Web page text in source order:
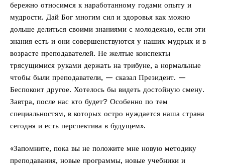
бережно относимся к наработанному годами опыту и
мудрости. Дай Бог многим сил и здоровья как можно
дольше делиться своими знаниями с молодежью, если эти
знания есть и они совершенствуются у наших мудрых и в
возрасте преподавателей. Не желтые конспекты
трясущимися руками держать на трибуне, а нормальные
чтобы были преподаватели, — сказал Президент. —
Беспокоит другое. Хотелось бы видеть достойную смену.
Завтра, после нас кто будет? Особенно по тем
специальностям, в которых остро нуждается наша страна
сегодня и есть перспектива в будущем».
«Запомните, пока вы не положите мне новую методику
преподавания, новые программы, новые учебники и